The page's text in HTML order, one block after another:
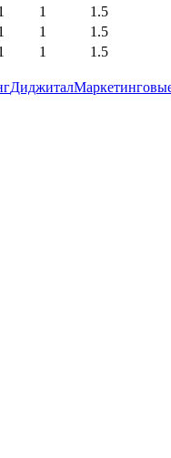
1
1.5
1
1.5
1
1.5
Диджитал